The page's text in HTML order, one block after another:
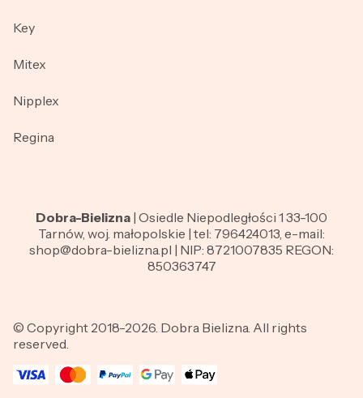
Key
Mitex
Nipplex
Regina
Dobra-Bielizna | Osiedle Niepodległości 1 33-100
Tarnów, woj. małopolskie | tel: 796424013, e-mail:
shop@dobra-bielizna.pl | NIP: 8721007835 REGON:
850363747
© Copyright 2018-2026. Dobra Bielizna. All rights
reserved.